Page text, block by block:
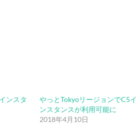
ンスタ
やっとTokyoリージョンでC5イ
ンスタンスが利用可能に
2018年4月10日